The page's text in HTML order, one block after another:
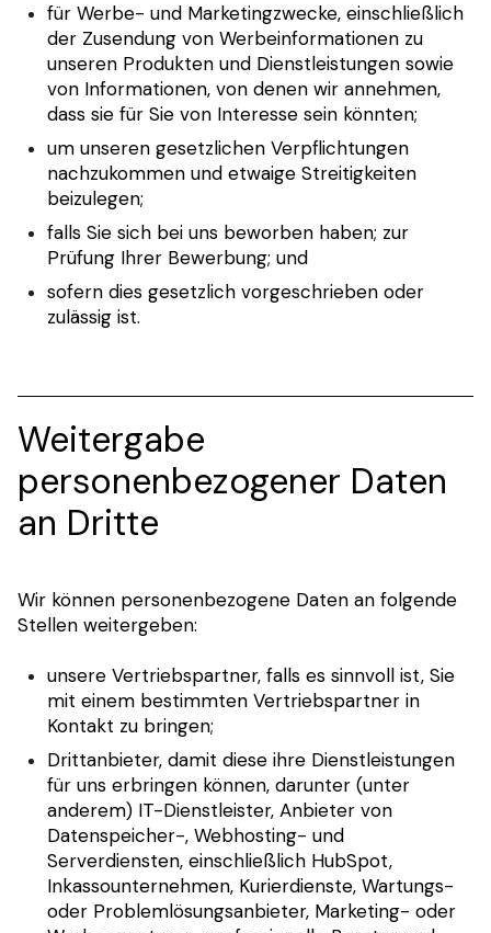
für Werbe- und Marketingzwecke, einschließlich
der Zusendung von Werbeinformationen zu
unseren Produkten und Dienstleistungen sowie
von Informationen, von denen wir annehmen,
dass sie für Sie von Interesse sein könnten;
um unseren gesetzlichen Verpflichtungen
nachzukommen und etwaige Streitigkeiten
beizulegen;
falls Sie sich bei uns beworben haben; zur
Prüfung Ihrer Bewerbung; und
sofern dies gesetzlich vorgeschrieben oder
zulässig ist.
Weitergabe
personenbezogener Daten
an Dritte
Wir können personenbezogene Daten an folgende
Stellen weitergeben:
unsere Vertriebspartner, falls es sinnvoll ist, Sie
mit einem bestimmten Vertriebspartner in
Kontakt zu bringen;
Drittanbieter, damit diese ihre Dienstleistungen
für uns erbringen können, darunter (unter
anderem) IT-Dienstleister, Anbieter von
Datenspeicher-, Webhosting- und
Serverdiensten, einschließlich HubSpot,
Inkassounternehmen, Kurierdienste, Wartungs-
oder Problemlösungsanbieter, Marketing- oder